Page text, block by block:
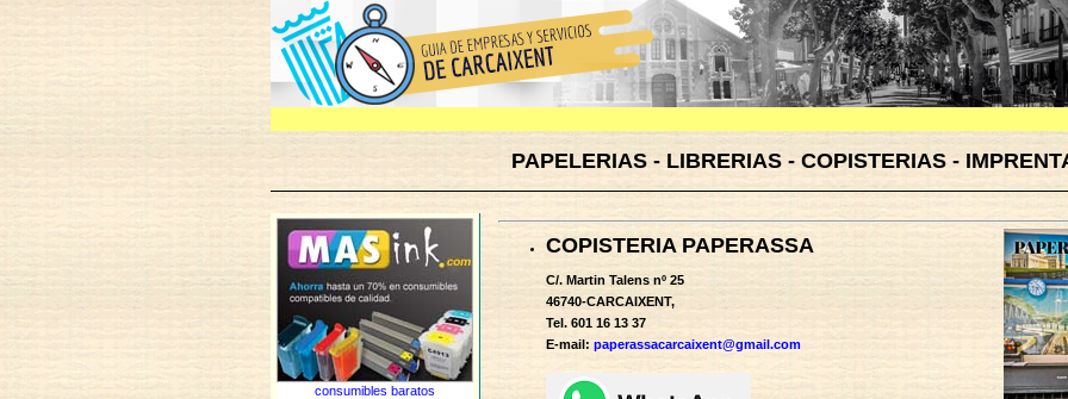
PAPELERIAS - LIBRERIAS - COPISTERIAS -
consumibles baratos
COPISTERIA PAPERASSA
C/. Martin Talens nº 25
46740-CARCAIXENT,
Tel. 601 16 13 37
E-mail: paperassacarcaixent@gmail.com